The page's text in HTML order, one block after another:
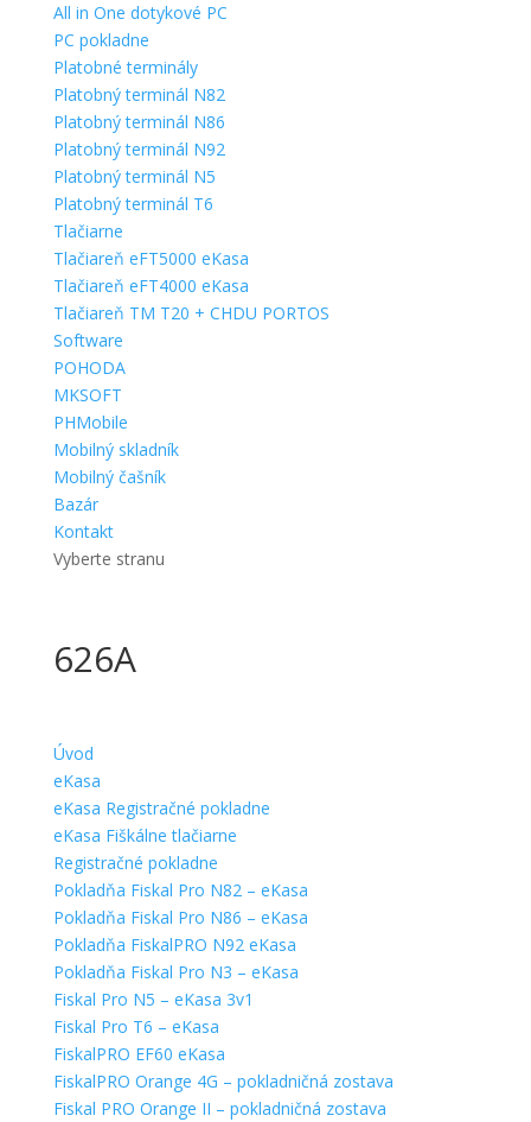
All in One dotykové PC
PC pokladne
Platobné terminály
Platobný terminál N82
Platobný terminál N86
Platobný terminál N92
Platobný terminál N5
Platobný terminál T6
Tlačiarne
Tlačiareň eFT5000 eKasa
Tlačiareň eFT4000 eKasa
Tlačiareň TM T20 + CHDU PORTOS
Software
POHODA
MKSOFT
PHMobile
Mobilný skladník
Mobilný čašník
Bazár
Kontakt
Vyberte stranu
626A
Úvod
eKasa
eKasa Registračné pokladne
eKasa Fiškálne tlačiarne
Registračné pokladne
Pokladňa Fiskal Pro N82 – eKasa
Pokladňa Fiskal Pro N86 – eKasa
Pokladňa FiskalPRO N92 eKasa
Pokladňa Fiskal Pro N3 – eKasa
Fiskal Pro N5 – eKasa 3v1
Fiskal Pro T6 – eKasa
FiskalPRO EF60 eKasa
FiskalPRO Orange 4G – pokladničná zostava
Fiskal PRO Orange II – pokladničná zostava